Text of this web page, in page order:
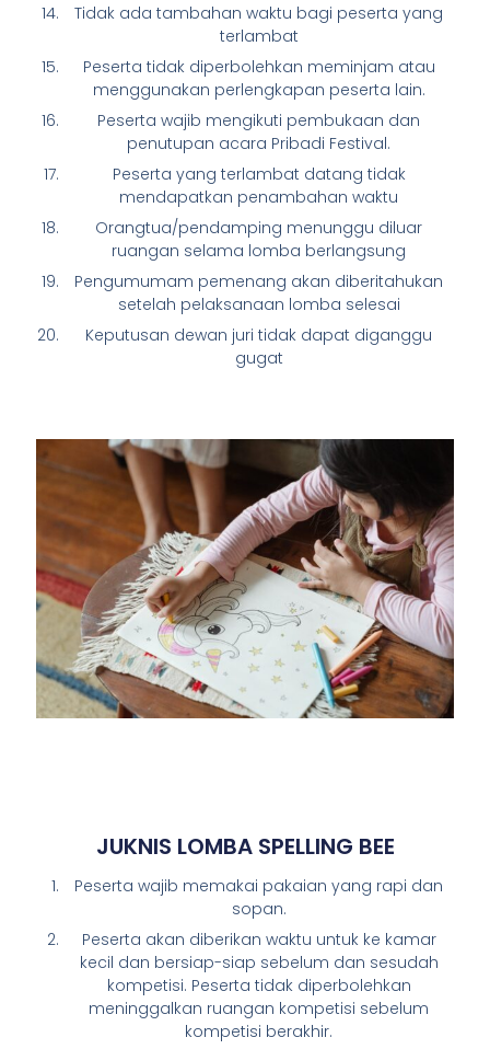
Tidak ada tambahan waktu bagi peserta yang
terlambat
Peserta tidak diperbolehkan meminjam atau
menggunakan perlengkapan peserta lain.
Peserta wajib mengikuti pembukaan dan
penutupan acara Pribadi Festival.
Peserta yang terlambat datang tidak
mendapatkan penambahan waktu
Orangtua/pendamping menunggu diluar
ruangan selama lomba berlangsung
Pengumumam pemenang akan diberitahukan
setelah pelaksanaan lomba selesai
Keputusan dewan juri tidak dapat diganggu
gugat
JUKNIS LOMBA SPELLING BEE
Peserta wajib memakai pakaian yang rapi dan
sopan.
Peserta akan diberikan waktu untuk ke kamar
kecil dan bersiap-siap sebelum dan sesudah
kompetisi. Peserta tidak diperbolehkan
meninggalkan ruangan kompetisi sebelum
kompetisi berakhir.